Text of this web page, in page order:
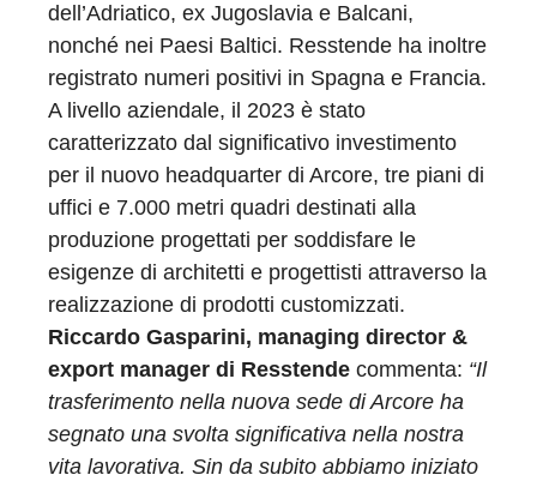
dell’Adriatico, ex Jugoslavia e Balcani,
nonché nei Paesi Baltici. Resstende ha inoltre
registrato numeri positivi in Spagna e Francia.
A livello aziendale, il 2023 è stato
caratterizzato dal significativo investimento
per il nuovo headquarter di Arcore, tre piani di
uffici e 7.000 metri quadri destinati alla
produzione progettati per soddisfare le
esigenze di architetti e progettisti attraverso la
realizzazione di prodotti customizzati.
Riccardo Gasparini, managing director &
export manager di Resstende commenta: “Il
trasferimento nella nuova sede di Arcore ha
segnato una svolta significativa nella nostra
vita lavorativa. Sin da subito abbiamo iniziato